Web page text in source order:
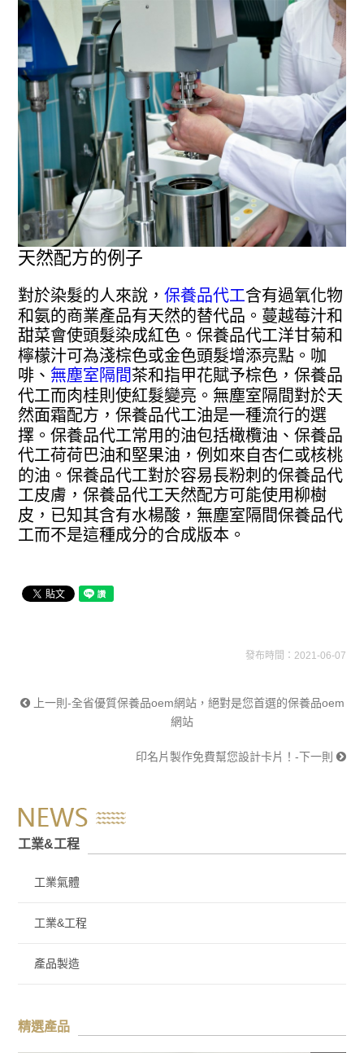
天然配方的例子
對於染髮的人來說，保養品代工含有過氧化物
和氨的商業產品有天然的替代品。蔓越莓汁和
甜菜會使頭髮染成紅色。保養品代工洋甘菊和
檸檬汁可為淺棕色或金色頭髮增添亮點。咖
啡、 無塵室隔間茶和指甲花賦予棕色，保養品
代工而肉桂則使紅髮變亮。無塵室隔間對於天
然面霜配方，保養品代工油是一種流行的選
擇。保養品代工常用的油包括橄欖油、保養品
代工荷荷巴油和堅果油，例如來自杏仁或核桃
的油。保養品代工對於容易長粉刺的保養品代
工皮膚，保養品代工天然配方可能使用柳樹
皮，已知其含有水楊酸，無塵室隔間保養品代
工而不是這種成分的合成版本。
發布時間：2021-06-07
上一則-全省優質保養品oem網站，絕對是您首選的保養品oem
網站
印名片製作免費幫您設計卡片！-下一則
工業&工程
工業氣體
工業&工程
產品製造
精選產品